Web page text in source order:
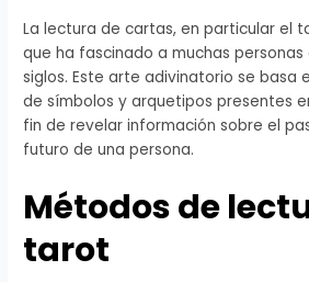
La lectura de cartas, en particular el
que ha fascinado a muchas personas
siglos. Este arte adivinatorio se basa
de símbolos y arquetipos presentes
fin de revelar información sobre el
futuro de una persona.
Métodos de
tarot